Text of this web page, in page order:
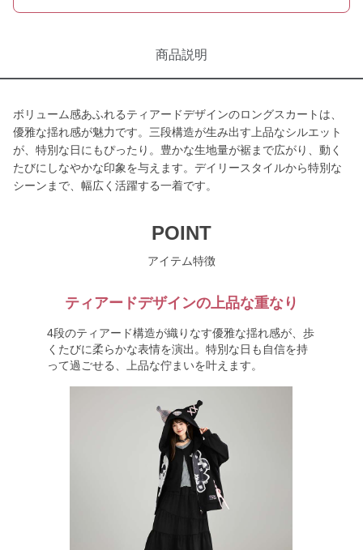
商品説明
ボリューム感あふれるティアードデザインのロングスカートは、
優雅な揺れ感が魅力です。三段構造が生み出す上品なシルエット
が、特別な日にもぴったり。豊かな生地量が裾まで広がり、動く
たびにしなやかな印象を与えます。デイリースタイルから特別な
シーンまで、幅広く活躍する一着です。
POINT
アイテム特徴
ティアードデザインの上品な重なり
4段のティアード構造が織りなす優雅な揺れ感が、歩
くたびに柔らかな表情を演出。特別な日も自信を持
って過ごせる、上品な佇まいを叶えます。